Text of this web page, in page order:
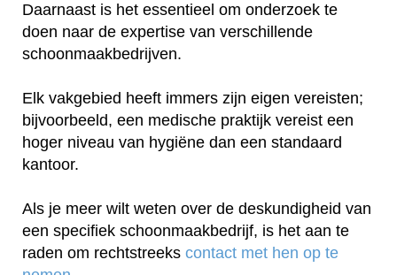
Daarnaast is het essentieel om onderzoek te
doen naar de expertise van verschillende
schoonmaakbedrijven.
Elk vakgebied heeft immers zijn eigen vereisten;
bijvoorbeeld, een medische praktijk vereist een
hoger niveau van hygiëne dan een standaard
kantoor.
Als je meer wilt weten over de deskundigheid van
een specifiek schoonmaakbedrijf, is het aan te
raden om rechtstreeks contact met hen op te